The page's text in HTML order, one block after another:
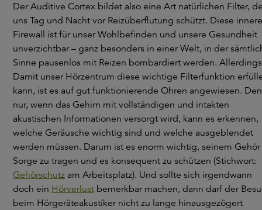
Der Auditive Cortex bildet also eine Art natürlichen Filter,
uns Tag und Nacht vor Reizüberflutung schützt. Diese innere
Firewall ist für unser Wohlbefinden und unsere Gesundheit
unverzichtbar – ganz besonders in einer Welt, in der
Sinne pausenlos mit Reizen bombardiert werden.
Damit unser Hörzentrum diese wichtige Filterfunktion
kann, ist es auf gut funktionierende Ohren angewiesen.
nur, wenn das Gehirn mit vollständigen und intakten
akustischen Informationen versorgt wird, kann es erkennen,
welche Geräusche wichtig sind und welche ausgeblendet
werden müssen. Darum ist es enorm wichtig, seinem Gehör
Sorge zu tragen und es konsequent zu schützen (Stichwort:
Gehörschutz am Arbeitsplatz). Und sollte sich irgendwann
doch ein Hörverlust bemerkbar machen, dann darf der
beim Hörgeräteakustiker nicht zu lange hinausgezögert